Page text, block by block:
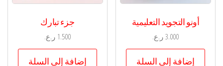
أونو التجويد التعليمية
3.000ر.ع.
إضافة إلى السلة
جزء تبارك
1.500 ر.ع.
إضافة إلى السلة